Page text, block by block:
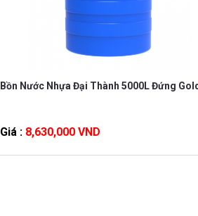
Bồn Nước Nhựa Đại Thành 5000L Đứng
Giá : 8,630,000 VND